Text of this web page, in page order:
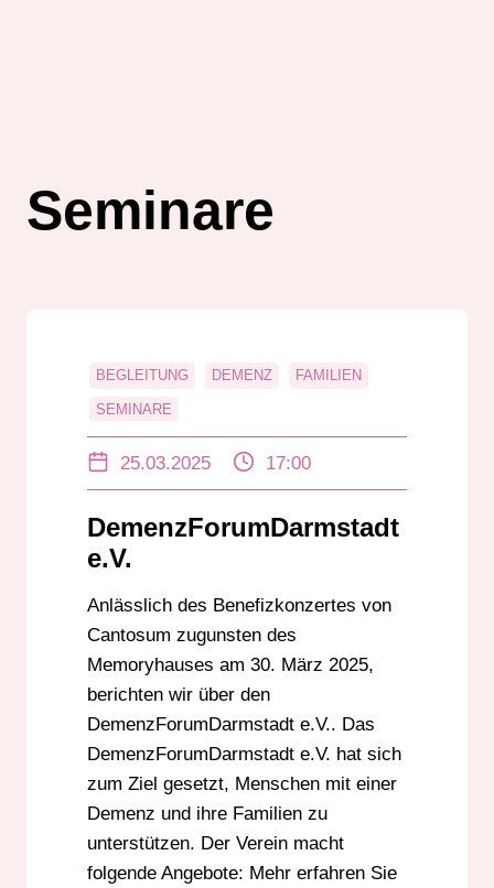
Seminare
BEGLEITUNG DEMENZ FAMILIEN
SEMINARE
25.03.2025 17:00
DemenzForumDarmstadt
e.V.
Anlässlich des Benefizkonzertes von
Cantosum zugunsten des
Memoryhauses am 30. März 2025,
berichten wir über den
DemenzForumDarmstadt e.V.. Das
DemenzForumDarmstadt e.V. hat sich
zum Ziel gesetzt, Menschen mit einer
Demenz und ihre Familien zu
unterstützen. Der Verein macht
folgende Angebote: Mehr erfahren Sie